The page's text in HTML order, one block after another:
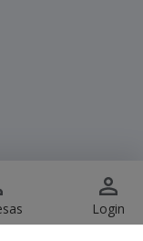
Login